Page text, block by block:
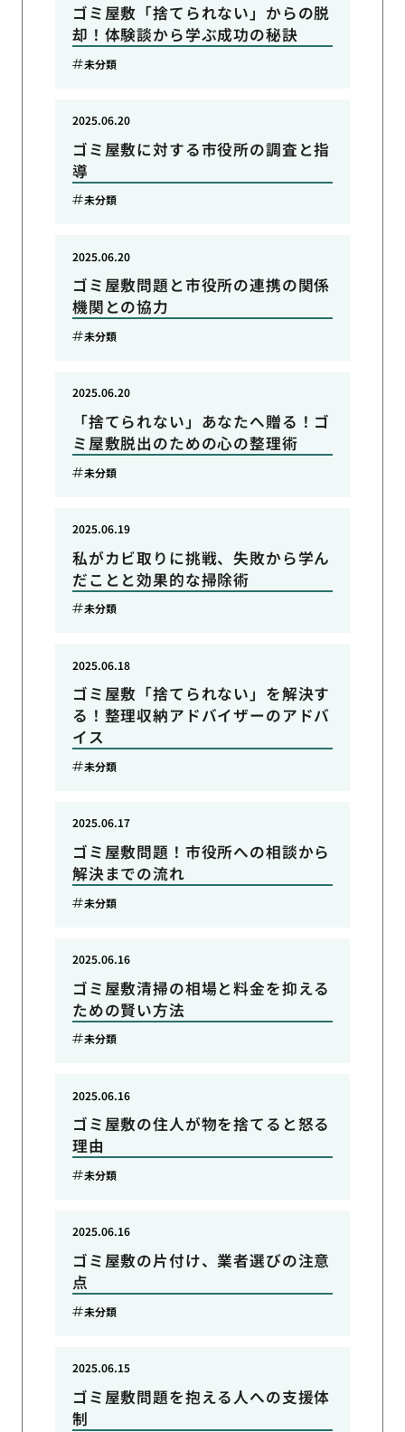
ゴミ屋敷「捨てられない」からの脱
却！体験談から学ぶ成功の秘訣
未分類
ゴミ屋敷に対する市役所の調査と指
導
2025.06.20
未分類
ゴミ屋敷問題と市役所の連携の関係
機関との協力
2025.06.20
未分類
「捨てられない」あなたへ贈る！ゴ
ミ屋敷脱出のための心の整理術
2025.06.20
未分類
私がカビ取りに挑戦、失敗から学ん
だことと効果的な掃除術
2025.06.19
未分類
ゴミ屋敷「捨てられない」を解決す
る！整理収納アドバイザーのアドバ
イス
2025.06.18
未分類
ゴミ屋敷問題！市役所への相談から
解決までの流れ
2025.06.17
未分類
ゴミ屋敷清掃の相場と料金を抑える
ための賢い方法
2025.06.16
未分類
ゴミ屋敷の住人が物を捨てると怒る
理由
2025.06.16
未分類
ゴミ屋敷の片付け、業者選びの注意
点
2025.06.16
未分類
ゴミ屋敷問題を抱える人への支援体
制
2025.06.15